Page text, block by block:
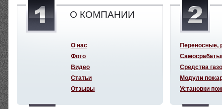
О КОМПАНИИ
О нас
Фото
Видео
Статьи
Отзывы
Переносные,
Средства
Модули
Установки